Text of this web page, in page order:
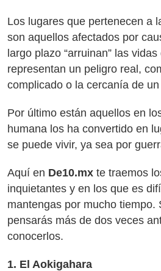
Los lugares que pertenecen a
son aquellos afectados por
largo plazo “arruinan” las
representan un peligro real,
complicado o la cercanía de
Por último están aquellos en
humana los ha convertido en
se puede vivir, ya sea por
Aquí en De10.mx te traemos
inquietantes y en los que es
mantengas por mucho tiempo.
pensarás más de dos veces
conocerlos.
1. El Aokigahara